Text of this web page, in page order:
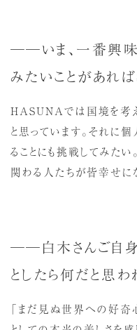
──いま、一番興味
みたいことがあれば
HASUNAでは国境を考
と思っています。それに
ることにも挑戦してみた
関わる人たちが皆幸せに
──白木さんご自
としたら何だと思わ
「まだ見ぬ世界への好奇